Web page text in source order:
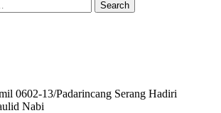
0602-13/Padarincang Serang Hadiri
Nabi